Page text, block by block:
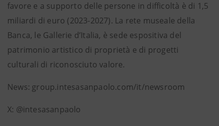
favore e a supporto delle persone in difficoltà è di 1,5
miliardi di euro (2023-2027). La rete museale della
Banca, le Gallerie d’Italia, è sede espositiva del
patrimonio artistico di proprietà e di progetti
culturali di riconosciuto valore.
News: group.intesasanpaolo.com/it/newsroom
X: @intesasanpaolo